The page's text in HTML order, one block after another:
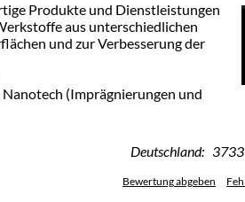
Produkte und Dienstleistungen
aus unterschiedlichen
und zur Verbesserung der
(Imprägnierungen und
Deutschland:
Bewertung abgeben